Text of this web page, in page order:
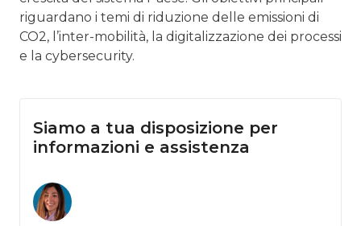
riguardano i temi di riduzione delle emissioni di
CO2, l’inter-mobilità, la digitalizzazione dei processi
e la cybersecurity.
Siamo a tua disposizione per
informazioni e assistenza